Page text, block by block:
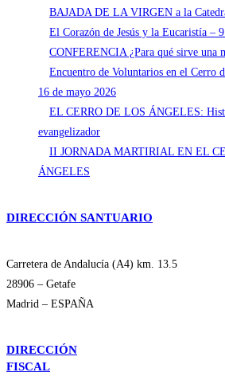
BAJADA DE LA VIRGEN a la
El Corazón de Jesús y la Eucaristía –
CONFERENCIA ¿Para qué sirve una
Encuentro de Voluntarios en el Cerro
16 de mayo 2026
EL CERRO DE LOS ÁNGELES:
evangelizador
II JORNADA MARTIRIAL EN EL
ÁNGELES
DIRECCIÓN SANTUARIO
Carretera de Andalucía (A4) km. 13.5
28906 – Getafe
Madrid – ESPAÑA
DIRECCIÓN
FISCAL